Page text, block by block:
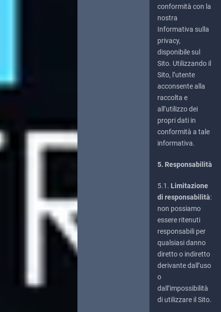
conformità con la
nostra
Informativa sulla
privacy,
disponibile sul
Sito. Utilizzando il
Sito, l’utente
acconsente alla
raccolta e
all’utilizzo dei
propri dati in
conformità a tale
informativa.
5. Responsabilità
5.1. Limitazione
di responsabilità:
non possiamo
essere ritenuti
responsabili per
qualsiasi danno
diretto o indiretto
derivante dall’uso
o
dall’impossibilità
di utilizzare il Sito.